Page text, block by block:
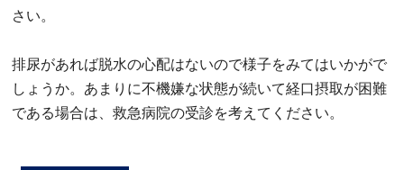
さい。
排尿があれば脱水の心配はないので様子をみてはいかがで
しょうか。あまりに不機嫌な状態が続いて経口摂取が困難
である場合は、救急病院の受診を考えてください。